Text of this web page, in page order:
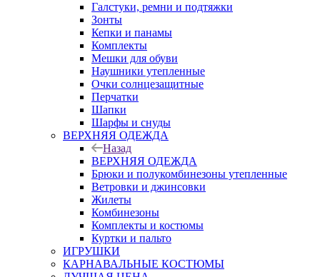
Галстуки, ремни и подтяжки
Зонты
Кепки и панамы
Комплекты
Мешки для обуви
Наушники утепленные
Очки солнцезащитные
Перчатки
Шапки
Шарфы и снуды
ВЕРХНЯЯ ОДЕЖДА
Назад
ВЕРХНЯЯ ОДЕЖДА
Брюки и полукомбинезоны утепленные
Ветровки и джинсовки
Жилеты
Комбинезоны
Комплекты и костюмы
Куртки и пальто
ИГРУШКИ
КАРНАВАЛЬНЫЕ КОСТЮМЫ